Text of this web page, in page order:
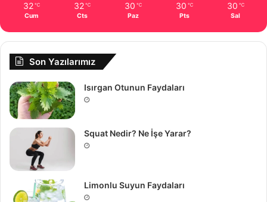
32 ℃
Cum
32 ℃
Cts
30 ℃
Paz
30 ℃
Pts
30 ℃
Sal
Son Yazılarımız
Isırgan Otunun Faydaları
Squat Nedir? Ne İşe Yarar?
Limonlu Suyun Faydaları